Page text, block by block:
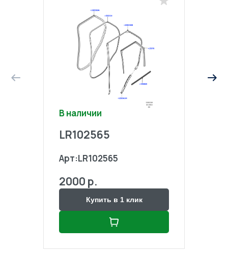
В наличии
LR102565
Арт:LR102565
2000 р.
Купить в 1 клик